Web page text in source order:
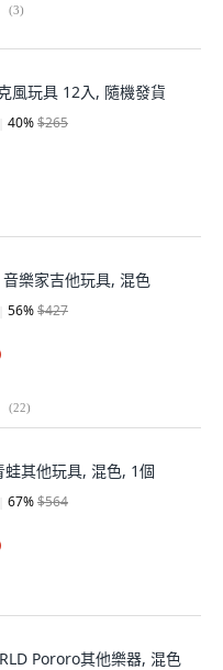
(3)
風玩具 12入, 隨機發貨
40%$265
樂家吉他玩具, 混色
56%$427
(22)
蛙其他玩具, 混色, 1個
67%$564
Pororo其他樂器, 混色